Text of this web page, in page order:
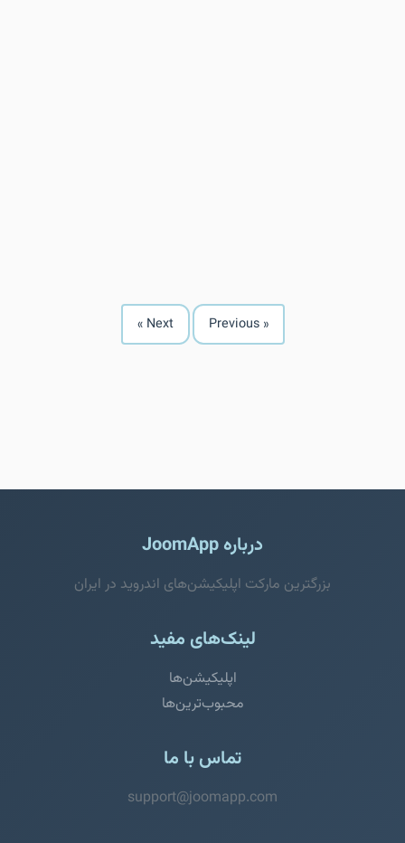
« Previous
Next »
درباره JoomApp
بزرگترین مارکت اپلیکیشن‌های اندروید در ایران
لینک‌های مفید
اپلیکیشن‌ها
محبوب‌ترین‌ها
تماس با ما
support@joomapp.com